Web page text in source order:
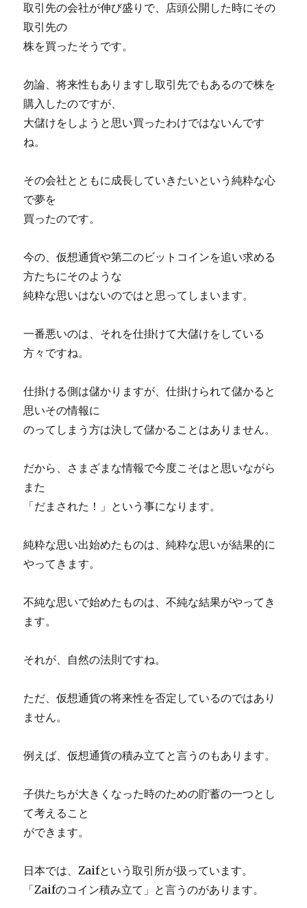
取引先の会社が伸び盛りで、店頭公開した時にその
取引先の
株を買ったそうです。
勿論、将来性もありますし取引先でもあるので株を
購入したのですが、
大儲けをしようと思い買ったわけではないんです
ね。
その会社とともに成長していきたいという純粋な心
で夢を
買ったのです。
今の、仮想通貨や第二のビットコインを追い求める
方たちにそのような
純粋な思いはないのではと思ってしまいます。
一番悪いのは、それを仕掛けて大儲けをしている
方々ですね。
仕掛ける側は儲かりますが、仕掛けられて儲かると
思いその情報に
のってしまう方は決して儲かることはありません。
だから、さまざまな情報で今度こそはと思いながら
また
「だまされた！」という事になります。
純粋な思い出始めたものは、純粋な思いが結果的に
やってきます。
不純な思いで始めたものは、不純な結果がやってき
ます。
それが、自然の法則ですね。
ただ、仮想通貨の将来性を否定しているのではあり
ません。
例えば、仮想通貨の積み立てと言うのもあります。
子供たちが大きくなった時のための貯蓄の一つとし
て考えること
ができます。
日本では、Zaifという取引所が扱っています。
「Zaifのコイン積み立て」と言うのがあります。